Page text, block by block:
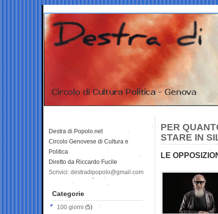
PER
STARE IN
LE
Destra di Popolo.net
Circolo Genovese di Cultura e
Politica
Diretto da Riccardo Fucile
Scrivici: destradipopolo@gmail.com
Categorie
100 giorni (5)